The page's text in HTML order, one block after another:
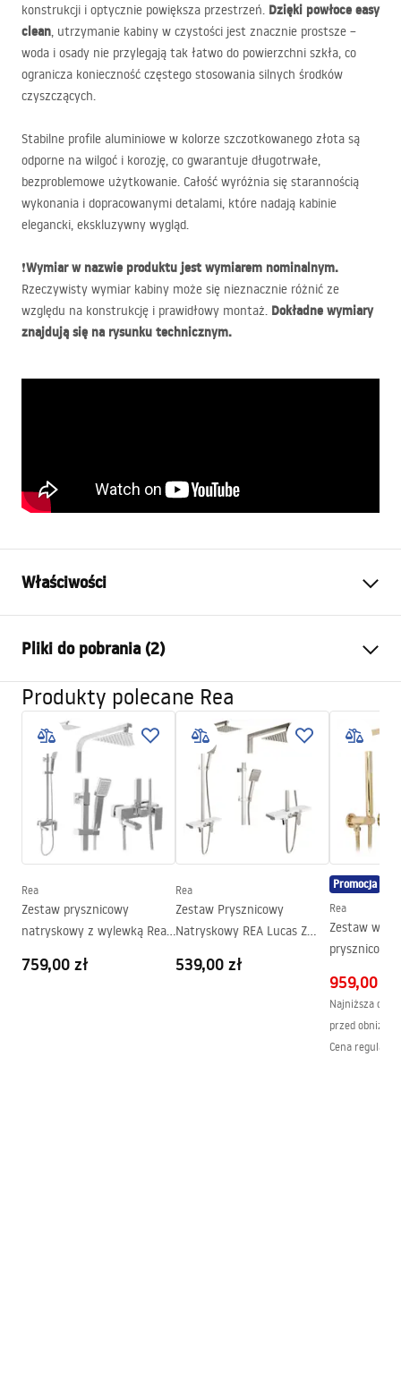
konstrukcji i optycznie powiększa przestrzeń. Dzięki powłoce easy
clean, utrzymanie kabiny w czystości jest znacznie prostsze –
woda i osady nie przylegają tak łatwo do powierzchni szkła, co
ogranicza konieczność częstego stosowania silnych środków
czyszczących.
Stabilne profile aluminiowe w kolorze szczotkowanego złota są
odporne na wilgoć i korozję, co gwarantuje długotrwałe,
bezproblemowe użytkowanie. Całość wyróżnia się starannością
wykonania i dopracowanymi detalami, które nadają kabinie
elegancki, ekskluzywny wygląd.
❗Wymiar w nazwie produktu jest wymiarem nominalnym.
Rzeczywisty wymiar kabiny może się nieznacznie różnić ze
względu na konstrukcję i prawidłowy montaż. Dokładne wymiary
znajdują się na rysunku technicznym.
Właściwości
Kolor
Typ kabiny
Narożna
Szkło
Transparentne 6mm
Sposób otwierania
Uchylny
Seria
Atlas
Na brodziku lub posadzce
Wysokość (mm)
2000
mm
Strona
Lewa lub prawa
Gwarancja
Powłoka Easy Clean
Tak, po wewnętrznej stronie
szyby
Pliki do pobrania (2)
Warunki bezpieczeństwa
WARUNKI BEZPIECZENSTWA KABINY DRZWI
PARAWANY.pdf
Instrukcja montażu
Instrukcja montażu kabiny Atlas.pdf
Produkty polecane Rea
Rea
Zestaw prysznicowy
natryskowy z wylewką Rea
759,00 zł
Rea
Zestaw Prysznicowy
Natryskowy REA Lucas Z
539,00 zł
Promocja
Rea
Zestaw
prysznicowy
959,00 zł
Najniższa
przed obniżką:
Cena regularna